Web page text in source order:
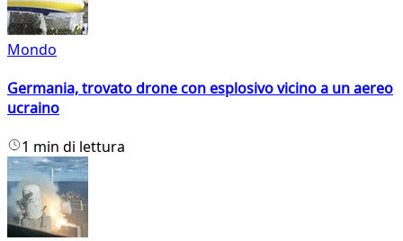
Mondo
Germania, trovato drone con esplosivo vicino a un aereo
ucraino
1 min di lettura